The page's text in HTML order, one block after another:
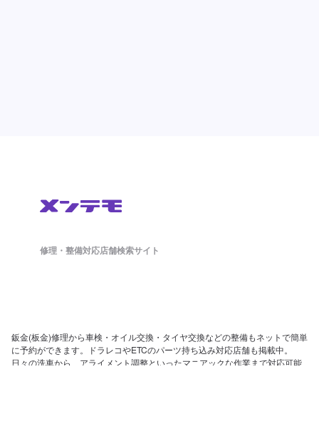
修理・整備対応店舗検索サイト
鈑金(板金)修理から車検・オイル交換・タイヤ交換などの整備もネットで簡単
に予約ができます。ドラレコやETCのパーツ持ち込み対応店舗も掲載中。
日々の洗車から、アライメント調整といったマニアックな作業まで対応可能